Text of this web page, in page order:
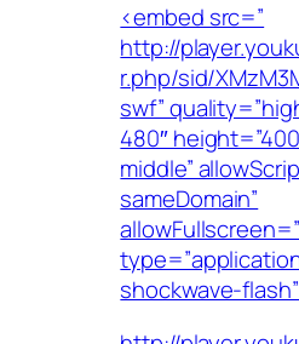
<embed src=”
http://
r.php/sid/
swf”
480″
middle”
sameDomain”
shockwave-